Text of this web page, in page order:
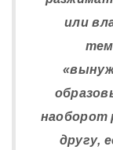
или
наоборот
другу,